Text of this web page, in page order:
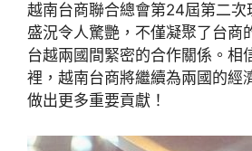
越南台商聯合總會第24屆第二次
盛況令人驚艷，不僅凝聚了台商
台越兩國間緊密的合作關係。相
裡，越南台商將繼續為兩國的經
做出更多重要貢獻！